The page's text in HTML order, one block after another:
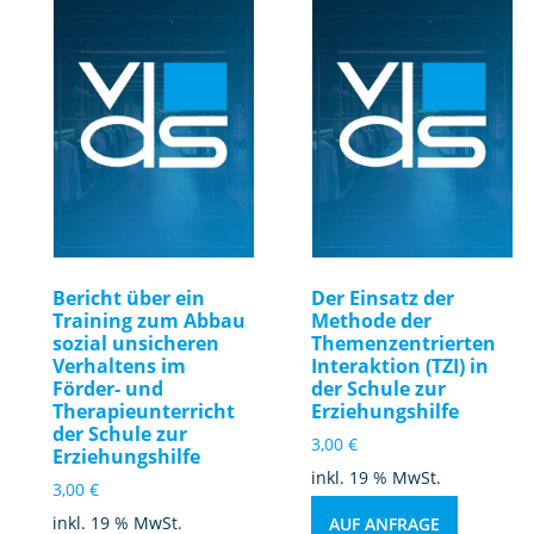
Bericht über ein
Training zum Abbau
sozial unsicheren
Verhaltens im
Förder- und
Therapieunterricht
der Schule zur
Erziehungshilfe
3,00 €
inkl. 19 % MwSt.
Der Einsatz der
Methode der
Themenzentrierten
Interaktion (TZI) in
der Schule zur
Erziehungshilfe
3,00€
inkl. 19 % MwSt.
AUF ANFRAGE